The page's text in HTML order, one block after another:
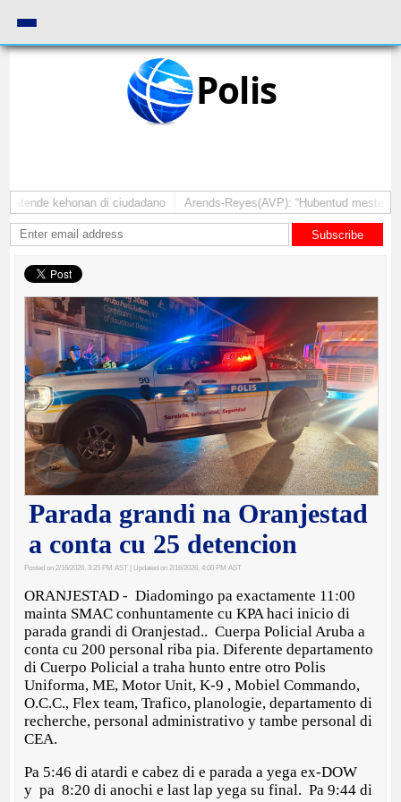
Polis
atende kehonan di ciudadano Arends-Reyes(AVP): “Hubentud mester
Subscribe
Parada grandi na Oranjestad
a conta cu 25 detencion
Posted on 2/16/2026, 3:25 PM AST | Updated on 2/16/2026, 4:00 PM AST
ORANJESTAD - Diadomingo pa exactamente 11:00
mainta SMAC conhuntamente cu KPA haci inicio di
parada grandi di Oranjestad.. Cuerpa Policial Aruba a
conta cu 200 personal riba pia. Diferente departamento
di Cuerpo Policial a traha hunto entre otro Polis
Uniforma, ME, Motor Unit, K-9 , Mobiel Commando,
O.C.C., Flex team, Trafico, planologie, departamento di
recherche, personal administrativo y tambe personal di
CEA.
Pa 5:46 di atardi e cabez di e parada a yega ex-DOW
y pa 8:20 di anochi e last lap yega su final. Pa 9:44 di